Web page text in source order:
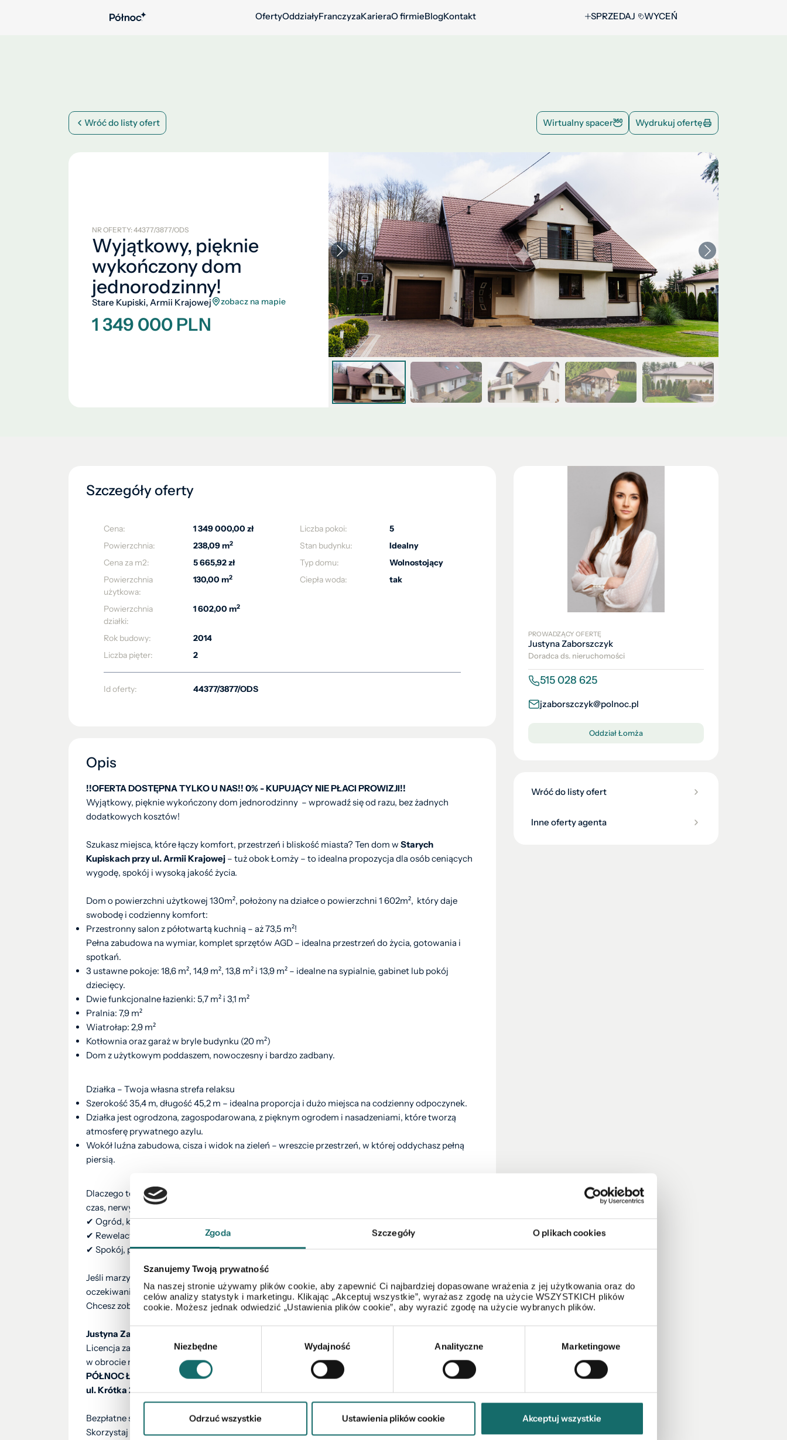
Zgoda Szczegóły O plikach cookies
Szanujemy Twoją prywatność
Na naszej stronie używamy plików cookie, aby zapewnić Ci najbardziej dopasowane wrażenia z jej użytkowania oraz do
celów analizy statystyk i marketingu. Klikając „Akceptuj wszystkie”, wyrażasz zgodę na użycie WSZYSTKICH plików
cookie. Możesz jednak odwiedzić „Ustawienia plików cookie”, aby wyrazić zgodę na użycie wybranych plików.
Wybór
zgody
Niezbędne Wydajność Analityczne Marketingowe
Odrzuć wszystkie Ustawienia plików cookie Akceptuj wszystkie
OfertyOddziałyFranczyzaKarieraO firmieBlogKontakt SPRZEDAJ WYCEŃ
Wróć do listy ofert Wirtualny spacer Wydrukuj ofertę
NR OFERTY: 44377/3877/ODS
Wyjątkowy, pięknie
wykończony dom
jednorodzinny!
Stare Kupiski, Armii Krajowej zobacz na mapie
1 349 000 PLN
Szczegóły oferty
Cena:
1 349 000,00 zł
Powierzchnia:
238,09 m2
Cena za m2:
5 665,92 zł
Powierzchnia
użytkowa:
130,00 m2
Powierzchnia
działki:
1 602,00 m2
Rok budowy:
2014
Liczba pięter:
2
Liczba pokoi:
5
Stan budynku:
Idealny
Typ domu:
Wolnostojący
Ciepła woda:
tak
Id oferty: 44377/3877/ODS
Opis
!!OFERTA DOSTĘPNA TYLKO U NAS!! 0% - KUPUJĄCY NIE PŁACI PROWIZJI!!
Wyjątkowy, pięknie wykończony dom jednorodzinny – wprowadź się od razu, bez żadnych
dodatkowych kosztów!
Szukasz miejsca, które łączy komfort, przestrzeń i bliskość miasta? Ten dom w Starych
Kupiskach przy ul. Armii Krajowej – tuż obok Łomży – to idealna propozycja dla osób ceniących
wygodę, spokój i wysoką jakość życia.
Dom o powierzchni użytkowej 130m², położony na działce o powierzchni 1 602m², który daje
swobodę i codzienny komfort:
Przestronny salon z półotwartą kuchnią – aż 73,5 m²!
Pełna zabudowa na wymiar, komplet sprzętów AGD – idealna przestrzeń do życia, gotowania i
spotkań.
3 ustawne pokoje: 18,6 m², 14,9 m², 13,8 m² i 13,9 m² – idealne na sypialnie, gabinet lub pokój
dziecięcy.
Dwie funkcjonalne łazienki: 5,7 m² i 3,1 m²
Pralnia: 7,9 m²
Wiatrołap: 2,9 m²
Kotłownia oraz garaż w bryle budynku (20 m²)
Dom z użytkowym poddaszem, nowoczesny i bardzo zadbany.
Działka – Twoja własna strefa relaksu
Szerokość 35,4 m, długość 45,2 m – idealna proporcja i dużo miejsca na codzienny odpoczynek.
Działka jest ogrodzona, zagospodarowana, z pięknym ogrodem i nasadzeniami, które tworzą
atmosferę prywatnego azylu.
Wokół luźna zabudowa, cisza i widok na zieleń – wreszcie przestrzeń, w której oddychasz pełną
piersią.
Dlaczego ten dom to idealna inwestycja? ✔ W pełni wyposażony i umeblowany – oszczędzasz
czas, nerwy i pieniądze.
✔ Ogród, którego nie zapewni Ci żadne mieszkanie w mieście.
✔ Rewelacyjna lokalizacja – szybki i wygodny dojazd do Łomży.
✔ Spokój, prywatność i niezależność, których szuka coraz więcej osób.
Jeśli marzysz o życiu w komfortowym, gotowym do zamieszkania domu – to miejsce spełni Twoje
oczekiwania.
Chcesz zobaczyć go na żywo? Daj znać – umówimy prezentację!
Justyna Zaborszczyk
Licencja zawodowa pośrednika
w obrocie nieruchomościami Nr 21134
PÓŁNOC Łomża
ul. Krótka 2, Łomża
Bezpłatne sprawdzenie zdolności kredytowej!
Skorzystaj z pomocy naszego doradcy kredytowego – sprawdzisz swoją zdolność w kilku bankach
PROWADZĄCY OFERTĘ
Justyna Zaborszczyk
Doradca ds. nieruchomości
515 028 625
jzaborszczyk@polnoc.pl
Oddział Łomża
Wróć do listy ofert
Inne oferty agenta